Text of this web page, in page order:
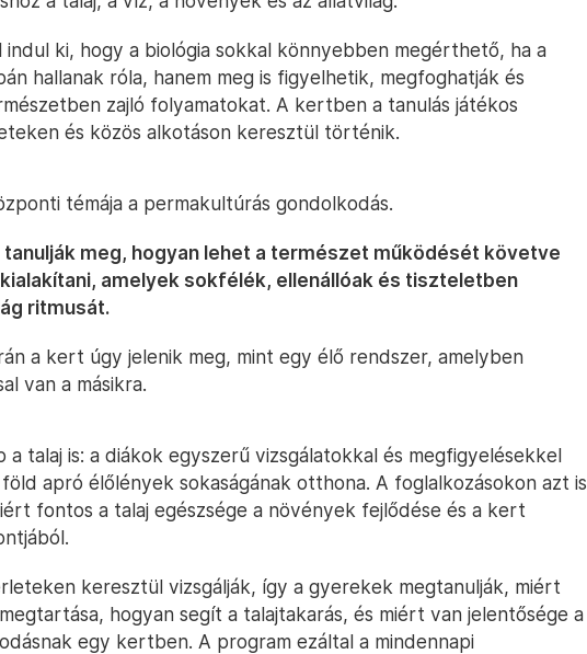
indul ki, hogy a biológia sokkal könnyebben megérthető, ha a
hallanak róla, hanem meg is figyelhetik, megfoghatják és
zajló folyamatokat. A kertben a tanulás játékos
és közös alkotáson keresztül történik.
témája a permakultúrás gondolkodás.
meg, hogyan lehet a természet működését követve
amelyek sokfélék, ellenállóak és tiszteletben
ritmusát.
a kert úgy jelenik meg, mint egy élő rendszer, amelyben
van a másikra.
a talaj is: a diákok egyszerű vizsgálatokkal és megfigyelésekkel
apró élőlények sokaságának otthona. A foglalkozásokon azt is
fontos a talaj egészsége a növények fejlődése és a kert
keresztül vizsgálják, így a gyerekek megtanulják, miért
hogyan segít a talajtakarás, és miért van jelentősége a
egy kertben. A program ezáltal a mindennapi